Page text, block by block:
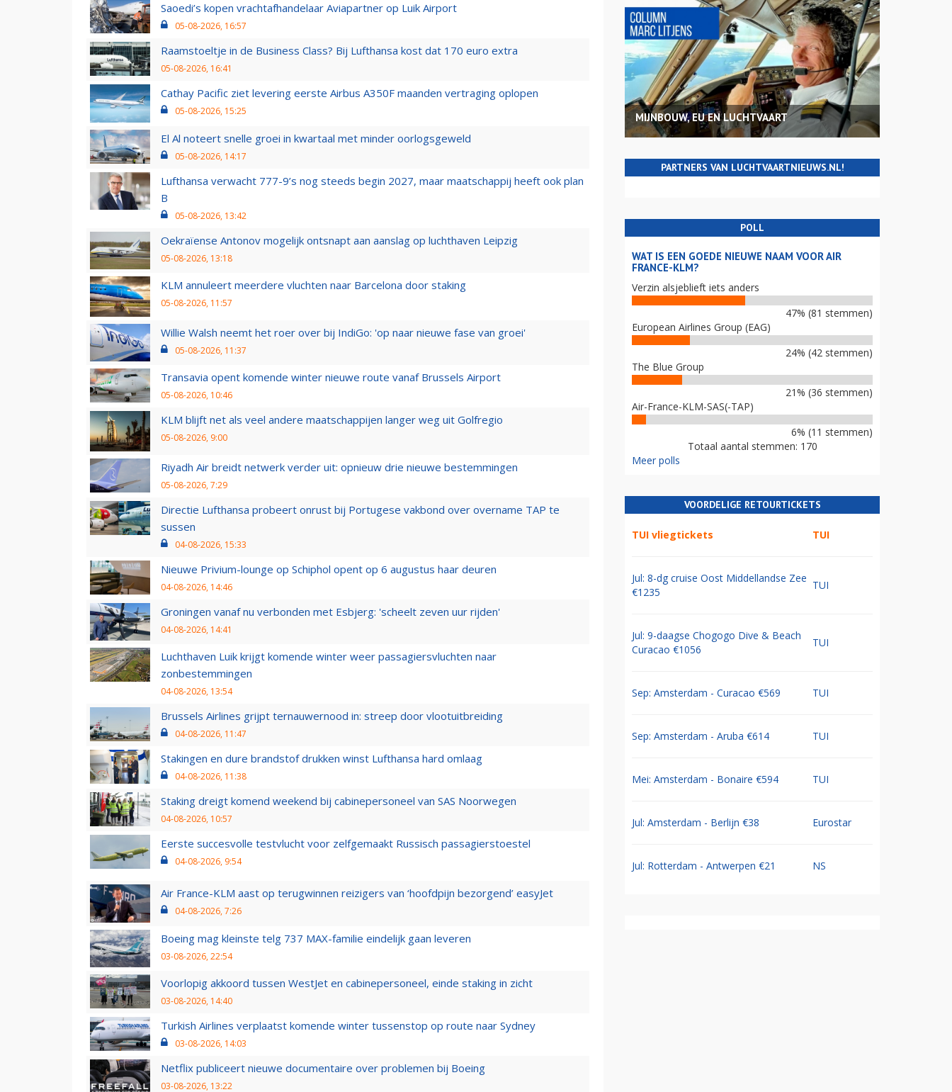
Saoedi’s kopen vrachtafhandelaar Aviapartner op Luik Airport
05-08-2026, 16:57
Raamstoeltje in de Business Class? Bij Lufthansa kost dat 170 euro extra
05-08-2026, 16:41
Cathay Pacific ziet levering eerste Airbus A350F maanden vertraging oplopen
05-08-2026, 15:25
El Al noteert snelle groei in kwartaal met minder oorlogsgeweld
05-08-2026, 14:17
Lufthansa verwacht 777-9’s nog steeds begin 2027, maar maatschappij heeft ook plan
B
05-08-2026, 13:42
Oekraïense Antonov mogelijk ontsnapt aan aanslag op luchthaven Leipzig
05-08-2026, 13:18
KLM annuleert meerdere vluchten naar Barcelona door staking
05-08-2026, 11:57
Willie Walsh neemt het roer over bij IndiGo: 'op naar nieuwe fase van groei'
05-08-2026, 11:37
Transavia opent komende winter nieuwe route vanaf Brussels Airport
05-08-2026, 10:46
KLM blijft net als veel andere maatschappijen langer weg uit Golfregio
05-08-2026, 9:00
Riyadh Air breidt netwerk verder uit: opnieuw drie nieuwe bestemmingen
05-08-2026, 7:29
Directie Lufthansa probeert onrust bij Portugese vakbond over overname TAP te
sussen
04-08-2026, 15:33
Nieuwe Privium-lounge op Schiphol opent op 6 augustus haar deuren
04-08-2026, 14:46
Groningen vanaf nu verbonden met Esbjerg: 'scheelt zeven uur rijden'
04-08-2026, 14:41
Luchthaven Luik krijgt komende winter weer passagiersvluchten naar
zonbestemmingen
04-08-2026, 13:54
Brussels Airlines grijpt ternauwernood in: streep door vlootuitbreiding
04-08-2026, 11:47
Stakingen en dure brandstof drukken winst Lufthansa hard omlaag
04-08-2026, 11:38
Staking dreigt komend weekend bij cabinepersoneel van SAS Noorwegen
04-08-2026, 10:57
Eerste succesvolle testvlucht voor zelfgemaakt Russisch passagierstoestel
04-08-2026, 9:54
Air France-KLM aast op terugwinnen reizigers van ‘hoofdpijn bezorgend’ easyJet
04-08-2026, 7:26
Boeing mag kleinste telg 737 MAX-familie eindelijk gaan leveren
03-08-2026, 22:54
Voorlopig akkoord tussen WestJet en cabinepersoneel, einde staking in zicht
03-08-2026, 14:40
Turkish Airlines verplaatst komende winter tussenstop op route naar Sydney
03-08-2026, 14:03
Netflix publiceert nieuwe documentaire over problemen bij Boeing
03-08-2026, 13:22
MIJNBOUW, EU EN LUCHTVAART
PARTNERS VAN LUCHTVAARTNIEUWS.NL!
POLL
WAT IS EEN GOEDE NIEUWE NAAM VOOR AIR
FRANCE-KLM?
Verzin alsjeblieft iets anders
47% (81 stemmen)
European Airlines Group (EAG)
24% (42 stemmen)
The Blue Group
21% (36 stemmen)
Air-France-KLM-SAS(-TAP)
6% (11 stemmen)
Totaal aantal stemmen: 170
Meer polls
VOORDELIGE RETOURTICKETS
TUI vliegtickets TUI
Jul: 8-dg cruise Oost Middellandse Zee
€1235
TUI
Jul: 9-daagse Chogogo Dive & Beach
Curacao €1056
TUI
Sep: Amsterdam - Curacao €569 TUI
Sep: Amsterdam - Aruba €614 TUI
Mei: Amsterdam - Bonaire €594 TUI
Jul: Amsterdam - Berlijn €38 Eurostar
Jul: Rotterdam - Antwerpen €21 NS